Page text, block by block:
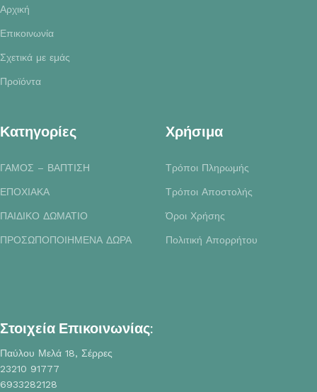
Αρχική
Επικοινωνία
Σχετικά με εμάς
Προϊόντα
Κατηγορίες
ΓΑΜΟΣ – ΒΑΠΤΙΣΗ
ΕΠΟΧΙΑΚΑ
ΠΑΙΔΙΚΟ ΔΩΜΑΤΙΟ
ΠΡΟΣΩΠΟΠΟΙΗΜΕΝΑ ΔΩΡΑ
Χρήσιμα
Τρόποι Πληρωμής
Τρόποι Αποστολής
Όροι Χρήσης
Πολιτική Απορρήτου
Στοιχεία Επικοινωνίας:
Παύλου Μελά 18, Σέρρες
23210 91777
6933282128